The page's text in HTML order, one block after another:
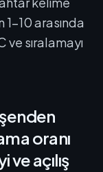
1-10 arasında
sıralamayı
oranı
açılış